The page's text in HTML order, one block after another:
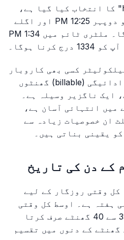
نوٹ: اگر "24-hour clock" کا انتخاب کیا گیا ہے،
تو سسٹم انہی ان پٹس کو دوپہر 12:25 PM اور اگلے
دن 01:34 AM تصور کرے گا۔ ملٹری ٹائم میں 1:34 PM
ہوگا۔
کسی بھی کاروبار
یا فرد کے لیے جو قابلِ ادائیگی (billable) گھنٹوں
ایک ناگزیر وسیلہ ہے۔
میں انتہائی آسان ہے،
ان خصوصیات زیادہ سے
یقینی بناتی ہیں۔
کے دن کی تاریخ
کل وقتی روزگار کے لیے
40 گھنٹے فی ہفتہ ہے۔ اوسط کل وقتی
ملازم کام پر کم از کم 35 سے 40 گھنٹے صرف کرتا
گھنٹے کے دنوں میں تقسیم